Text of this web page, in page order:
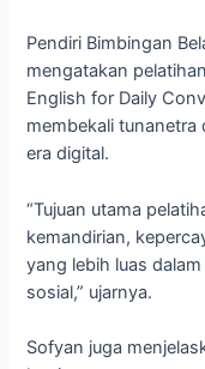
Pendiri Bimbingan
mengatakan
English for Daily
membekali tunanetra
era digital.
“Tujuan utama
kemandirian,
yang lebih luas
sosial,” ujarnya.
Sofyan juga